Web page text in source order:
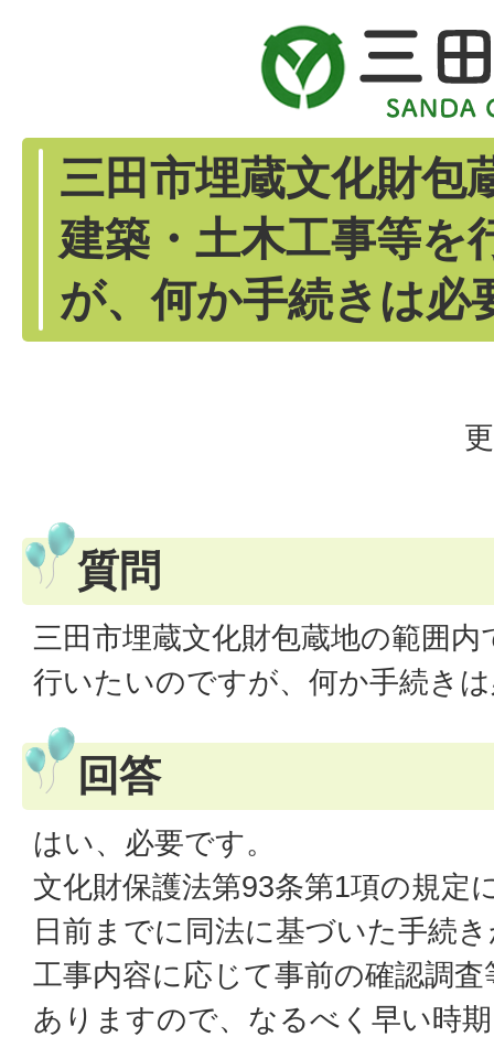
三田市埋蔵文化財包
建築・土木工事等を
が、何か手続きは必
質問
三田市埋蔵文化財包蔵地の範囲
行いたいのですが、何か手続き
回答
はい、必要です。
文化財保護法第93条第1項の規定
日前までに同法に基づいた手続
工事内容に応じて事前の確認調
ありますので、なるべく早い時